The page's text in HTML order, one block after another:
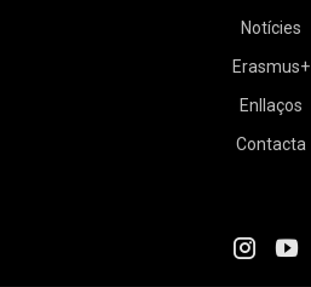
Notícies
Erasmus+
Enllaços
Contacta